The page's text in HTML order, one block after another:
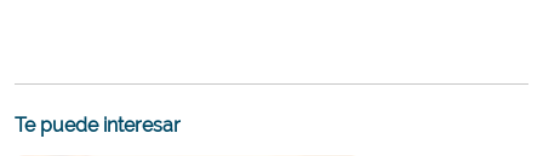
Te puede interesar